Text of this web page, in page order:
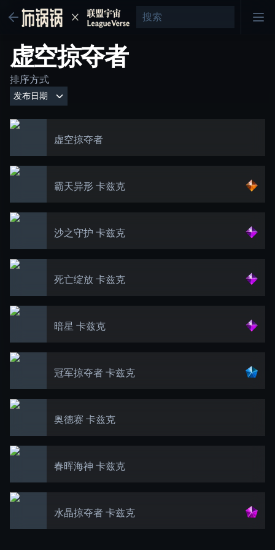
虚空掠夺者
排序方式
虚空掠夺者
霸天异形 卡兹克
沙之守护 卡兹克
死亡绽放 卡兹克
暗星 卡兹克
冠军掠夺者 卡兹克
奥德赛 卡兹克
春晖海神 卡兹克
水晶掠夺者 卡兹克